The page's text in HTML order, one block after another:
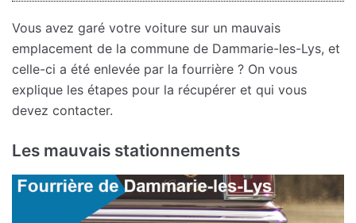
Vous avez garé votre voiture sur un mauvais
emplacement de la commune de Dammarie-les-Lys, et
celle-ci a été enlevée par la fourrière ? On vous
explique les étapes pour la récupérer et qui vous
devez contacter.
Les mauvais stationnements